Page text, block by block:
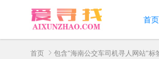
首页
首页 包含"海南公交车司机寻人网站"标